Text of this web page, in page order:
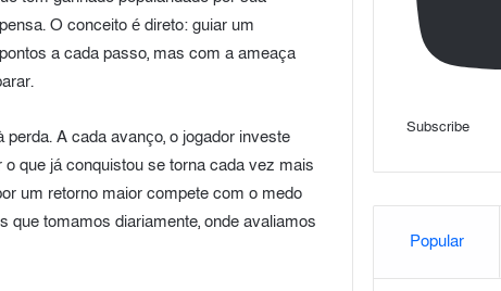
O conceito é direto: guiar um
a cada passo, mas com a ameaça
A cada avanço, o jogador investe
que já conquistou se torna cada vez mais
um retorno maior compete com o medo
que tomamos diariamente, onde avaliamos
Subscribe
Popular